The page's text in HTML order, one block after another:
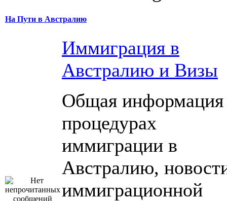
На Пути в Австралию
Иммиграция в
Австралию и Визы
Общая информация
процедурах
иммиграции в
Австралию,
иммиграционной